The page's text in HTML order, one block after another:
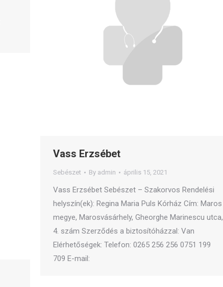
Vass Erzsébet
Sebészet By admin április 15, 2021
Vass Erzsébet Sebészet – Szakorvos Rendelési
helyszín(ek): Regina Maria Puls Kórház Cím: Maros
megye, Marosvásárhely, Gheorghe Marinescu utca,
4. szám Szerződés a biztosítóházzal: Van
Elérhetőségek: Telefon: 0265 256 256 0751 199
709 E-mail: